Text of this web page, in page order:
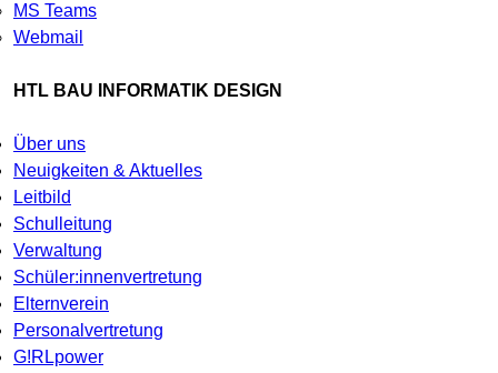
MS Teams
Webmail
HTL BAU INFORMATIK DESIGN
Über uns
Neuigkeiten & Aktuelles
Leitbild
Schulleitung
Verwaltung
Schüler:innenvertretung
Elternverein
Personalvertretung
G!RLpower